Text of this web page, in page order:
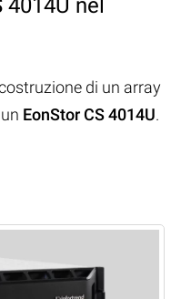
di un array
EonStor CS 4014U.